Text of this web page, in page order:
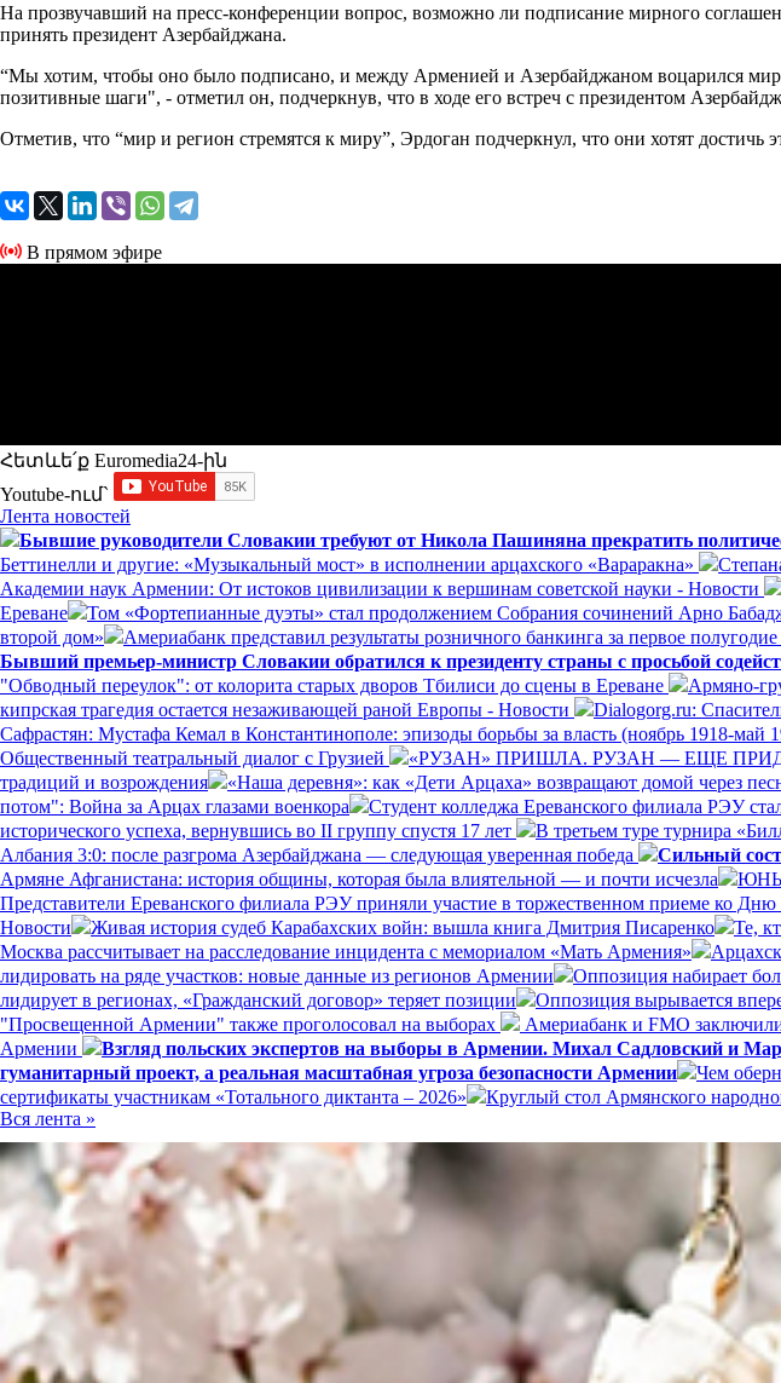
На прозвучавший на пресс-конференции вопрос, возможно ли подписание мирного
принять президент Азербайджана.
“Мы хотим, чтобы оно было подписано, и между Арменией и Азербайджаном воцарился
позитивные шаги", - отметил он, подчеркнув, что в ходе его встреч с президентом
Отметив, что “мир и регион стремятся к миру”, Эрдоган подчеркнул, что они хотят достичь
В прямом эфире
Հետևե՛ք Euromedia24-ին
Youtube-ում`
Лента новостей
Бывшие руководители Словакии требуют от Никола Пашиняна прекратить
Беттинелли и другие: «Музыкальный мост» в исполнении арцахского «Вараракна»
Академии наук Армении: От истоков цивилизации к вершинам советской науки - Новости
Ереване
Том «Фортепианные дуэты» стал продолжением Собрания сочинений Арно
второй дом»
Америабанк представил результаты розничного банкинга за первое полугодие
Бывший премьер-министр Словакии обратился к президенту страны с просьбой
"Обводный переулок": от колорита старых дворов Тбилиси до сцены в Ереване
Армяно-
кипрская трагедия остается незаживающей раной Европы - Новости
Dialogorg.ru:
Сафрастян: Мустафа Кемал в Константинополе: эпизоды борьбы за власть (ноябрь 1918-май
Общественный театральный диалог с Грузией
«РУЗАН» ПРИШЛА. РУЗАН — ЕЩЕ
традиций и возрождения
«Наша деревня»: как «Дети Арцаха» возвращают домой через
потом": Война за Арцах глазами военкора
Студент колледжа Ереванского филиала РЭУ
исторического успеха, вернувшись во II группу спустя 17 лет
В третьем туре турнира
Албания 3:0: после разгрома Азербайджана — следующая уверенная победа
Сильный
Армяне Афганистана: история общины, которая была влиятельной — и почти исчезла
Представители Ереванского филиала РЭУ приняли участие в торжественном приеме ко Дню
Новости
Живая история судеб Карабахских войн: вышла книга Дмитрия Писаренко
Те,
Москва рассчитывает на расследование инцидента с мемориалом «Мать Армения»
лидировать на ряде участков: новые данные из регионов Армении
Оппозиция набирает
лидирует в регионах, «Гражданский договор» теряет позиции
Оппозиция вырывается
"Просвещенной Армении" также проголосовал на выборах
Америабанк и FMO
Армении
Взгляд польских экспертов на выборы в Армении. Михал Садловский и
гуманитарный проект, а реальная масштабная угроза безопасности Армении
Чем
сертификаты участникам «Тотального диктанта – 2026»
Круглый стол Армянского
Вся лента »